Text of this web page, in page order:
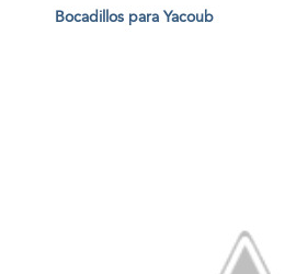
Bocadillos para Yacoub